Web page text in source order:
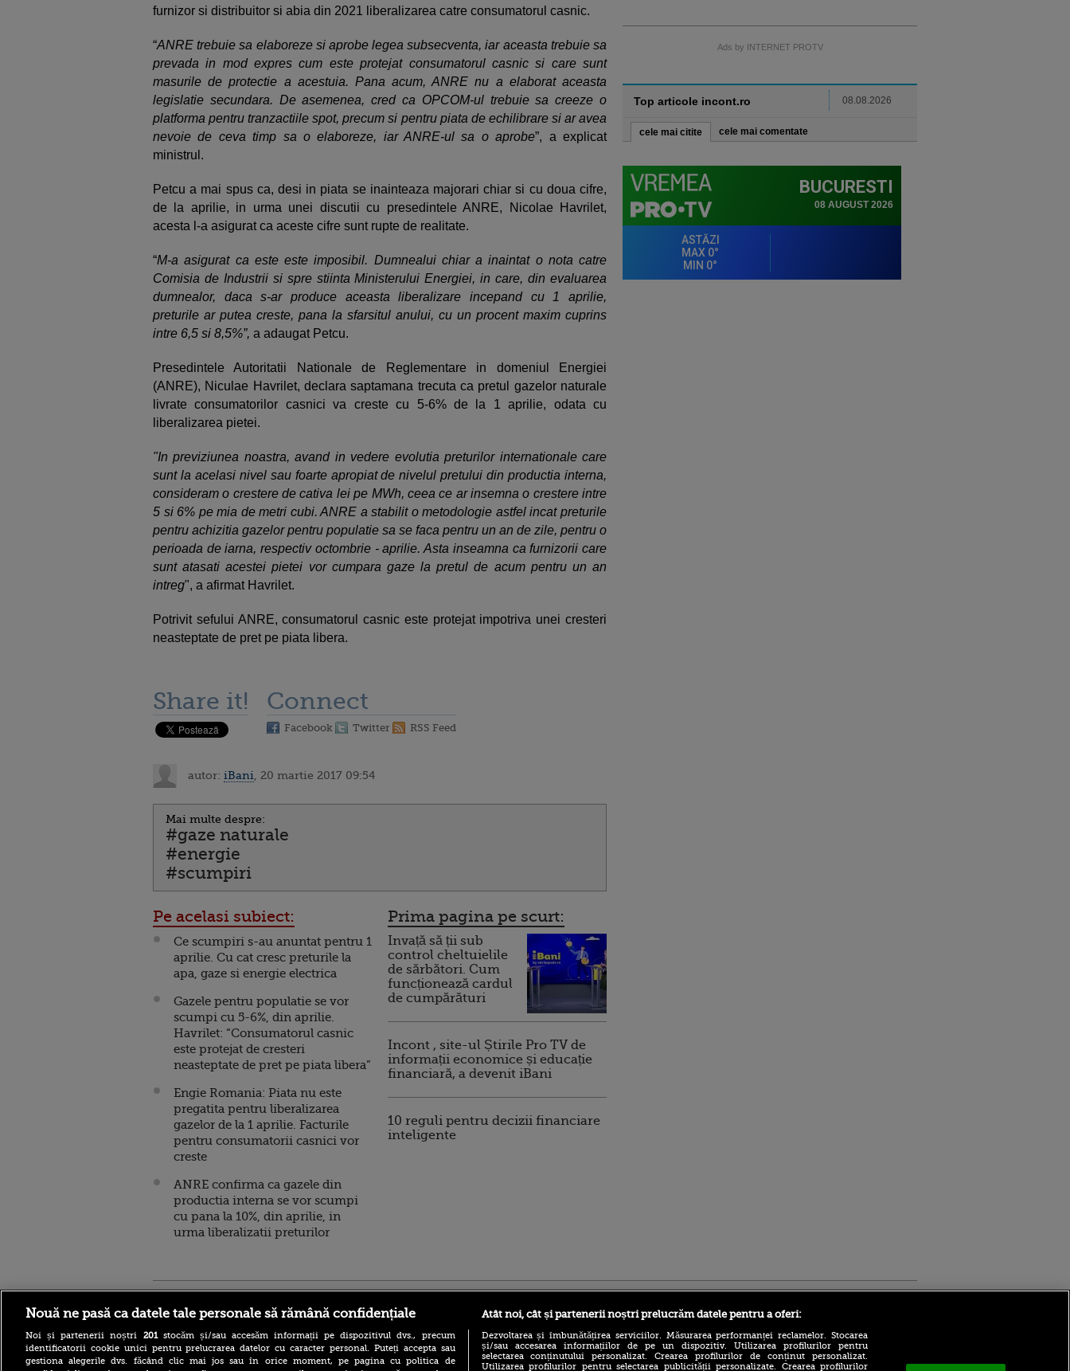
furnizor si distribuitor si abia din 2021 liberalizarea catre consumatorul casnic.
“ANRE trebuie sa elaboreze si aprobe legea subsecventa, iar aceasta trebuie sa
prevada in mod expres cum este protejat consumatorul casnic si care sunt
masurile de protectie a acestuia. Pana acum, ANRE nu a elaborat aceasta
legislatie secundara. De asemenea, cred ca OPCOM-ul trebuie sa creeze o
platforma pentru tranzactiile spot, precum si pentru piata de echilibrare si ar avea
nevoie de ceva timp sa o elaboreze, iar ANRE-ul sa o aprobe”, a explicat
ministrul.
Petcu a mai spus ca, desi in piata se inainteaza majorari chiar si cu doua cifre,
de la aprilie, in urma unei discutii cu presedintele ANRE, Nicolae Havrilet,
acesta l-a asigurat ca aceste cifre sunt rupte de realitate.
“M-a asigurat ca este este imposibil. Dumnealui chiar a inaintat o nota catre
Comisia de Industrii si spre stiinta Ministerului Energiei, in care, din evaluarea
dumnealor, daca s-ar produce aceasta liberalizare incepand cu 1 aprilie,
preturile ar putea creste, pana la sfarsitul anului, cu un procent maxim cuprins
intre 6,5 si 8,5%”, a adaugat Petcu.
Presedintele Autoritatii Nationale de Reglementare in domeniul Energiei
(ANRE), Niculae Havrilet, declara saptamana trecuta ca pretul gazelor naturale
livrate consumatorilor casnici va creste cu 5-6% de la 1 aprilie, odata cu
liberalizarea pietei.
"In previziunea noastra, avand in vedere evolutia preturilor internationale care
sunt la acelasi nivel sau foarte apropiat de nivelul pretului din productia interna,
consideram o crestere de cativa lei pe MWh, ceea ce ar insemna o crestere intre
5 si 6% pe mia de metri cubi. ANRE a stabilit o metodologie astfel incat preturile
pentru achizitia gazelor pentru populatie sa se faca pentru un an de zile, pentru o
perioada de iarna, respectiv octombrie - aprilie. Asta inseamna ca furnizorii care
sunt atasati acestei pietei vor cumpara gaze la pretul de acum pentru un an
intreg", a afirmat Havrilet.
Potrivit sefului ANRE, consumatorul casnic este protejat impotriva unei cresteri
neasteptate de pret pe piata libera.
Share it! Connect
Facebook Twitter RSS Feed
autor: iBani , 20 martie 2017 09:54
Mai multe despre:
#gaze naturale
#energie
#scumpiri
Pe acelasi subiect:
Ce scumpiri s-au anuntat pentru 1
aprilie. Cu cat cresc preturile la
apa, gaze si energie electrica
Gazele pentru populatie se vor
scumpi cu 5-6%, din aprilie.
Havrilet: “Consumatorul casnic
este protejat de cresteri
neasteptate de pret pe piata libera”
Engie Romania: Piata nu este
pregatita pentru liberalizarea
gazelor de la 1 aprilie. Facturile
pentru consumatorii casnici vor
creste
ANRE confirma ca gazele din
productia interna se vor scumpi
cu pana la 10%, din aprilie, in
urma liberalizatii preturilor
Prima pagina pe scurt:
Invață să ții sub
control cheltuielile
de sărbători. Cum
funcționează cardul
de cumpărături
Incont , site-ul Știrile Pro TV de
informații economice și educație
financiară, a devenit iBani
10 reguli pentru decizii financiare
inteligente
Ads by INTERNET PROTV
Top articole incont.ro 08.08.2026
cele mai citite cele mai comentate
Nouă ne pasă ca datele tale personale să rămână confidențiale
Noi și partenerii noștri 201stocăm și/sau accesăm informații pe dispozitivul dvs., precum
identificatorii cookie unici pentru prelucrarea datelor cu caracter personal. Puteți accepta sau
gestiona alegerile dvs. făcând clic mai jos sau în orice moment, pe pagina cu politica de
Atât noi, cât și partenerii noștri prelucrăm datele pentru a oferi:
Dezvoltarea și îmbunătățirea serviciilor. Măsurarea performanței reclamelor. Stocarea
și/sau accesarea informațiilor de pe un dispozitiv. Utilizarea profilurilor pentru
selectarea conținutului personalizat. Crearea profilurilor de conținut personalizat.
Utilizarea profilurilor pentru selectarea publicității personalizate. Crearea profilurilor